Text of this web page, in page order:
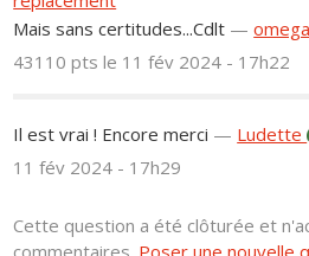
Mais sans certitudes...Cdlt —
43110 ptsle 11 fév 2024 - 17h22
Il est vrai ! Encore merci — Ludette
11 fév 2024 - 17h29
Cette question a été clôturée et
commentaires. Poser une nouvelle